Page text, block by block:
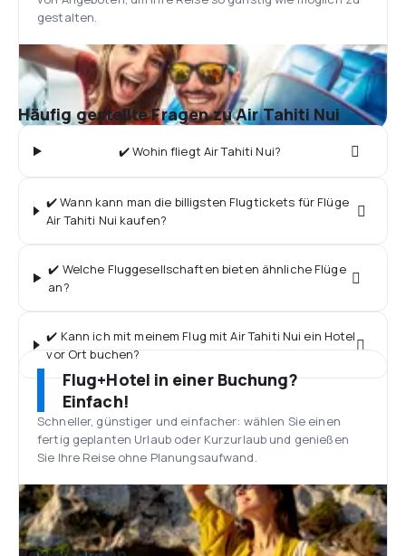
gestalten.
Häufig gestellte Fragen zu Air Tahiti Nui
✔️ Wohin fliegt Air Tahiti Nui?
✔️ Wann kann man die billigsten Flugtickets für Flüge
Air Tahiti Nui kaufen?
✔️ Welche Fluggesellschaften bieten ähnliche Flüge
an?
✔️ Kann ich mit meinem Flug mit Air Tahiti Nui ein Hotel
vor Ort buchen?
Flug+Hotel in einer Buchung?
Einfach!
Schneller, günstiger und einfacher: wählen Sie einen
fertig geplanten Urlaub oder Kurzurlaub und genießen
Sie Ihre Reise ohne Planungsaufwand.